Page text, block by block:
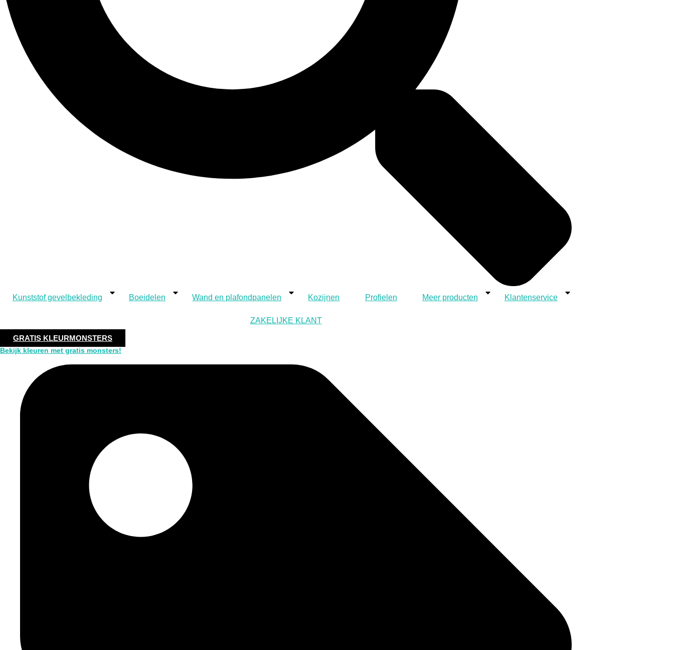
Kunststof gevelbekleding Boeidelen Wand en plafondpanelen Kozijnen Profielen Meer producten Klantenservice
ZAKELIJKE KLANT
GRATIS KLEURMONSTERS
Bekijk kleuren met gratis monsters!